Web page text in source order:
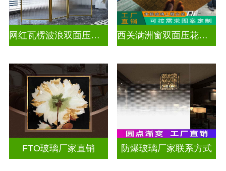
网红瓦楞波浪双面压花玻璃 西关满洲窗双面压花玻璃
FTO玻璃厂家直销 防爆玻璃厂家联系方式